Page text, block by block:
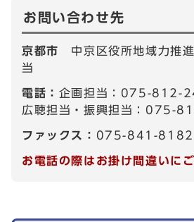
お問い合わせ先
京都市 中京区役所地域力推
当
電話： 企画担当：075-812-
広聴担当・振興担当：075-
ファックス： 075-841-8182
お電話の際はお掛け間違いに